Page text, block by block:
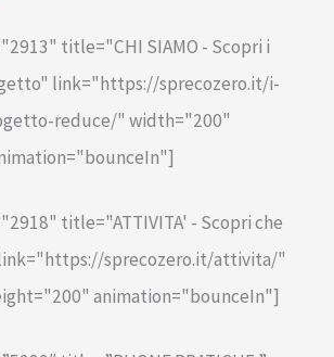
title="CHI SIAMO - Scopri i
link="https://sprecozero.it/i-
reduce/" width="200"
title="ATTIVITA' - Scopri che
link="https://sprecozero.it/attivita/"
animation="bounceIn"]